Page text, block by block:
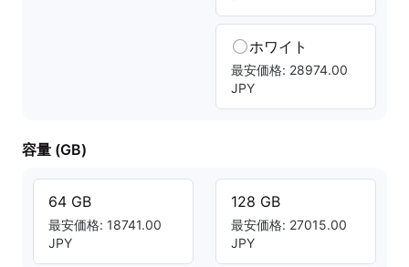
ホワイト
最安価格: 28974.00
JPY
容量 (GB)
64 GB
最安価格: 18741.00
JPY
128 GB
最安価格: 27015.00
JPY